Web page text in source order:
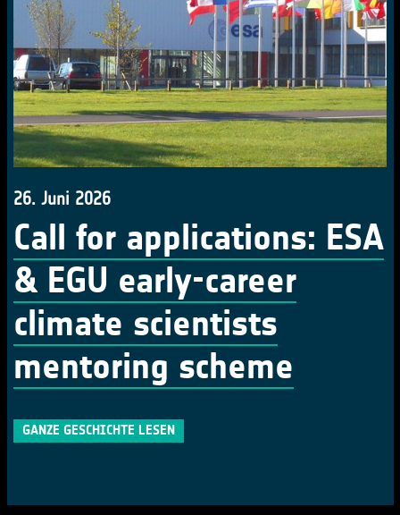
26. Juni 2026
Call for applications: ESA
& EGU early-career
climate scientists
mentoring scheme
GANZE GESCHICHTE LESEN